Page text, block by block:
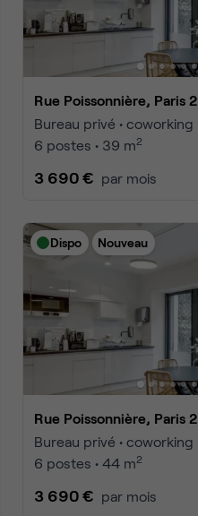
Rue Poissonnière, Paris 2
Bureau privé • coworking
6 postes • 39 m2
3 690 € par mois
Dispo Nouveau
Rue Poissonnière, Paris 2
Bureau privé • coworking
6 postes • 44 m2
3 690 € par mois